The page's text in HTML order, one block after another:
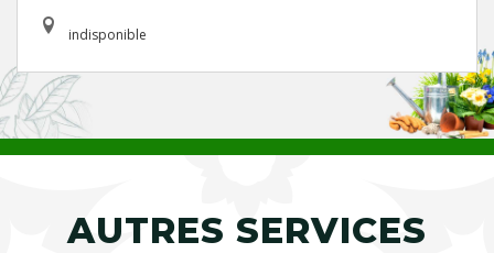
indisponible
AUTRES SERVICES